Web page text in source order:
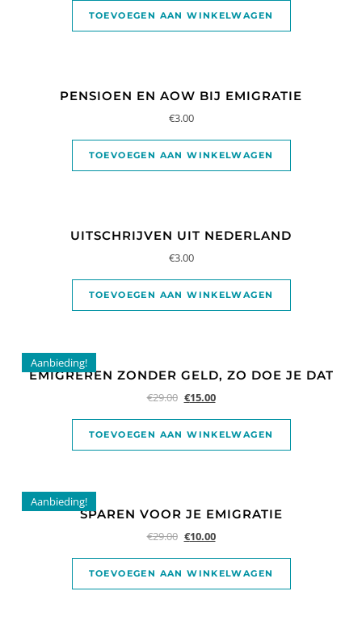
TOEVOEGEN AAN WINKELWAGEN
PENSIOEN EN AOW BIJ EMIGRATIE
€3.00
TOEVOEGEN AAN WINKELWAGEN
UITSCHRIJVEN UIT NEDERLAND
€3.00
TOEVOEGEN AAN WINKELWAGEN
Aanbieding!
EMIGREREN ZONDER GELD, ZO DOE JE DAT
€29.00 €15.00
TOEVOEGEN AAN WINKELWAGEN
Aanbieding!
SPAREN VOOR JE EMIGRATIE
€29.00 €10.00
TOEVOEGEN AAN WINKELWAGEN